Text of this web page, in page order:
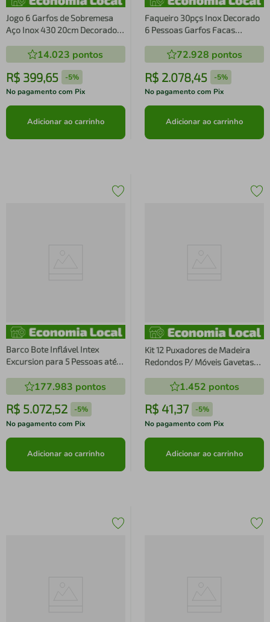
Jogo 6 Garfos de Sobremesa
Aço Inox 430 20cm Decorados
14.023 pontos
R$ 399,65 -5%
No pagamento com Pix
Adicionar ao carrinho
Faqueiro 30pçs Inox Decorado
6 Pessoas Garfos Facas
72.928 pontos
R$ 2.078,45 -5%
No pagamento com Pix
Adicionar ao carrinho
Barco Bote Inflável Intex
Excursion para 5 Pessoas até
Remos Alumínio Cinza
177.983 pontos
R$ 5.072,52 -5%
No pagamento com Pix
Adicionar ao carrinho
Kit 12 Puxadores de Madeira
Redondos P/ Móveis Gavetas
1.452 pontos
R$ 41,37 -5%
No pagamento com Pix
Adicionar ao carrinho